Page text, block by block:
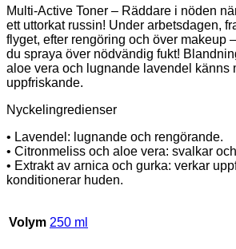
Multi-Active Toner – Räddare i nöden
ett uttorkat russin! Under arbetsdagen,
flyget, efter rengöring och över makeup
du spraya över nödvändig fukt!
aloe vera och lugnande lavendel känns
uppfriskande.
Nyckelingredienser
• Lavendel: lugnande och rengörande.
• Citronmeliss och aloe vera: svalkar
• Extrakt av arnica och gurka: verkar
konditionerar huden.
Volym 250 ml